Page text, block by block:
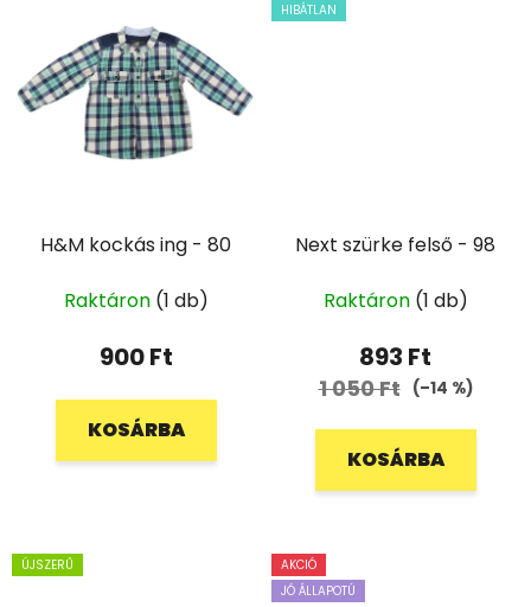
H&M kockás ing - 80
Raktáron (1 db)
900 Ft
KOSÁRBA
HIBÁTLAN
Next szürke felső - 98
Raktáron (1 db)
893 Ft
1 050 Ft (–14 %)
KOSÁRBA
ÚJSZERŰ
AKCIÓ
JÓ ÁLLAPOTÚ